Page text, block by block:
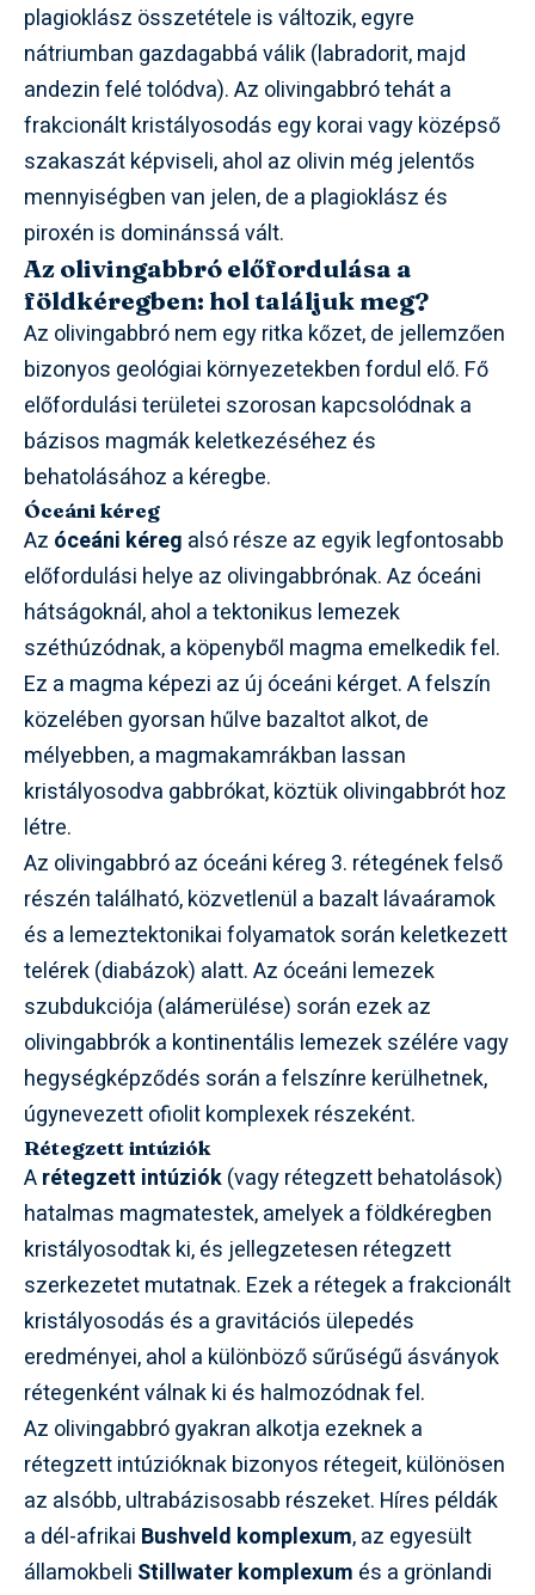
plagioklász összetétele is változik, egyre
nátriumban gazdagabbá válik (labradorit, majd
andezin felé tolódva). Az olivingabbró tehát a
frakcionált kristályosodás egy korai vagy középső
szakaszát képviseli, ahol az olivin még jelentős
mennyiségben van jelen, de a plagioklász és
piroxén is dominánssá vált.
Az olivingabbró előfordulása a
földkéregben: hol találjuk meg?
Az olivingabbró nem egy ritka kőzet, de jellemzően
bizonyos geológiai környezetekben fordul elő. Fő
előfordulási területei szorosan kapcsolódnak a
bázisos magmák keletkezéséhez és
behatolásához a kéregbe.
Óceáni kéreg
Az óceáni kéreg alsó része az egyik legfontosabb
előfordulási helye az olivingabbrónak. Az óceáni
hátságoknál, ahol a tektonikus lemezek
széthúzódnak, a köpenyből magma emelkedik fel.
Ez a magma képezi az új óceáni kérget. A felszín
közelében gyorsan hűlve bazaltot alkot, de
mélyebben, a magmakamrákban lassan
kristályosodva gabbrókat, köztük olivingabbrót hoz
létre.
Az olivingabbró az óceáni kéreg 3. rétegének felső
részén található, közvetlenül a bazalt lávaáramok
és a lemeztektonikai folyamatok során keletkezett
telérek (diabázok) alatt. Az óceáni lemezek
szubdukciója (alámerülése) során ezek az
olivingabbrók a kontinentális lemezek szélére vagy
hegységképződés során a felszínre kerülhetnek,
úgynevezett ofiolit komplexek részeként.
Rétegzett intúziók
Arétegzett intúziók(vagy rétegzett behatolások)
hatalmas magmatestek, amelyek a földkéregben
kristályosodtak ki, és jellegzetesen rétegzett
szerkezetet mutatnak. Ezek a rétegek a frakcionált
kristályosodás és a gravitációs ülepedés
eredményei, ahol a különböző sűrűségű ásványok
rétegenként válnak ki és halmozódnak fel.
Az olivingabbró gyakran alkotja ezeknek a
rétegzett intúzióknak bizonyos rétegeit, különösen
az alsóbb, ultrabázisosabb részeket. Híres példák
a dél-afrikai Bushveld komplexum, az egyesült
államokbeli Stillwater komplexum és a grönlandi